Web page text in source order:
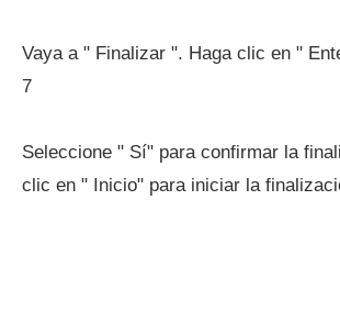
Vaya a " Finalizar ". Haga clic en "
7
Seleccione " Sí" para confirmar la
clic en " Inicio" para iniciar la